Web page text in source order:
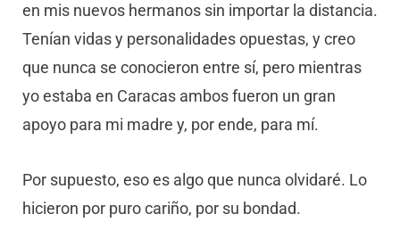
en mis nuevos hermanos sin importar la distancia.
Tenían vidas y personalidades opuestas, y creo
que nunca se conocieron entre sí, pero mientras
yo estaba en Caracas ambos fueron un gran
apoyo para mi madre y, por ende, para mí.
Por supuesto, eso es algo que nunca olvidaré. Lo
hicieron por puro cariño, por su bondad.